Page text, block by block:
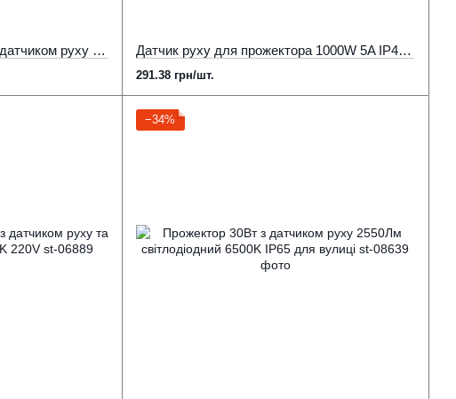
Прожектор світлодіодний з датчиком руху 20W 1800 Лм 6500К LED STORY Profi Датчик руху для прожектора 1000W 5A IP44 з регулюванням Led-Story
291.38 грн/шт.
−34%